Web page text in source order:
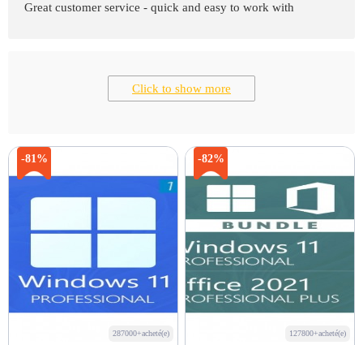
Great customer service - quick and easy to work with
Click to show more
-81%
287000+acheté(e)
-82%
127800+acheté(e)